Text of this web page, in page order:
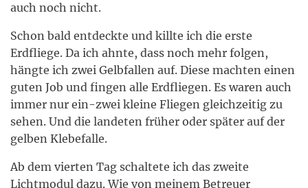
auch noch nicht.
Schon bald entdeckte und killte ich die erste
Erdfliege. Da ich ahnte, dass noch mehr folgen,
hängte ich zwei Gelbfallen auf. Diese machten einen
guten Job und fingen alle Erdfliegen. Es waren auch
immer nur ein-zwei kleine Fliegen gleichzeitig zu
sehen. Und die landeten früher oder später auf der
gelben Klebefalle.
Ab dem vierten Tag schaltete ich das zweite
Lichtmodul dazu. Wie von meinem Betreuer